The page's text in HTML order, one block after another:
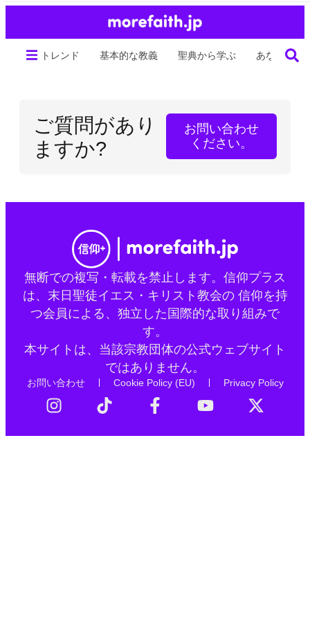
トレンド 基本的な教義 聖典から学ぶ あなたの生
ご質問があり
ますか?
お問い合わせ
ください。
無断での複写・転載を禁止します。信仰プラス
は、末日聖徒イエス・キリスト教会の 信仰を持
つ会員による、独立した国際的な取り組みで
す。
本サイトは、当該宗教団体の公式ウェブサイト
ではありません。
お問い合わせ Cookie Policy (EU) Privacy Policy